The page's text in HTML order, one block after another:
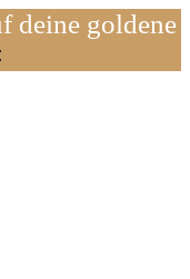
deine goldene